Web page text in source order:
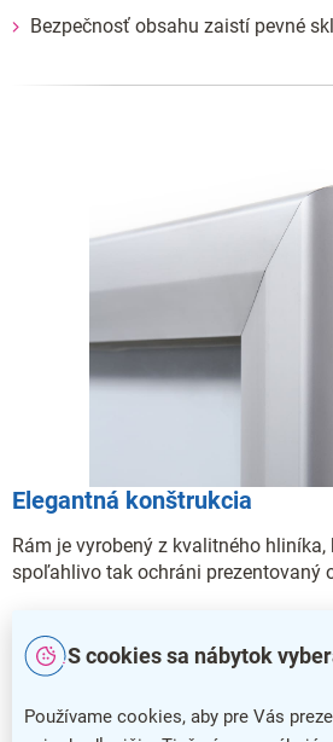
S cookies sa nábytok
Používame cookies, aby pre Vás
Bezpečnosť obsahu zaistí pevné
Elegantná konštrukcia
Rám je vyrobený z kvalitného
spoľahlivo tak ochráni prezentovaný